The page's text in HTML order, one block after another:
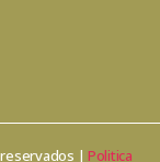
| Politica